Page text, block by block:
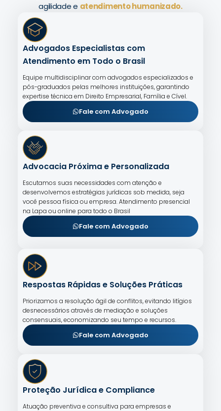
agilidade e atendimento humanizado.
Advogados Especialistas com
Atendimento em Todo o Brasil
Equipe multidisciplinar com advogados especializados e
pós-graduados pelas melhores instituições, garantindo
expertise técnica em Direito Empresarial, Família e Cível.
Fale com Advogado
Advocacia Próxima e Personalizada
Escutamos suas necessidades com atenção e
desenvolvemos estratégias jurídicas sob medida, seja
você pessoa física ou empresa. Atendimento presencial
na Lapa ou online para todo o Brasil
Fale com Advogado
Respostas Rápidas e Soluções Práticas
Priorizamos a resolução ágil de conflitos, evitando litígios
desnecessários através de mediação e soluções
consensuais, economizando seu tempo e recursos.
Fale com Advogado
Proteção Jurídica e Compliance
Atuação preventiva e consultiva para empresas e